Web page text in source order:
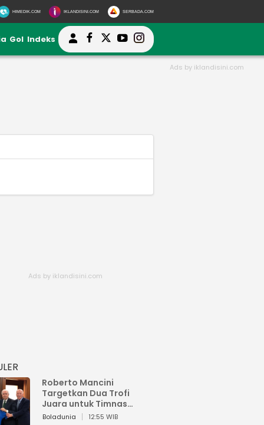
HIMEDIK.COM IKLANDISINI.COM SERBADA.COM
Gol Indeks
Roberto Mancini
Targetkan Dua Trofi
Juara untuk Timnas
Italia
Boladunia 12:55 WIB